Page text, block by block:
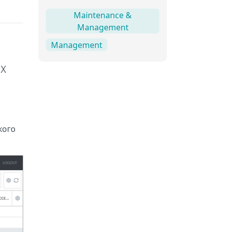
Maintenance &
Management
Management